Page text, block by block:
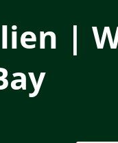
|